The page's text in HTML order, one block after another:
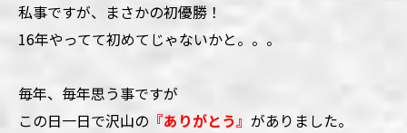
私事ですが、まさかの初優勝！
16年やってて初めてじゃないかと。。。
毎年、毎年思う事ですが
この日一日で沢山の 『ありがとう』 がありました。